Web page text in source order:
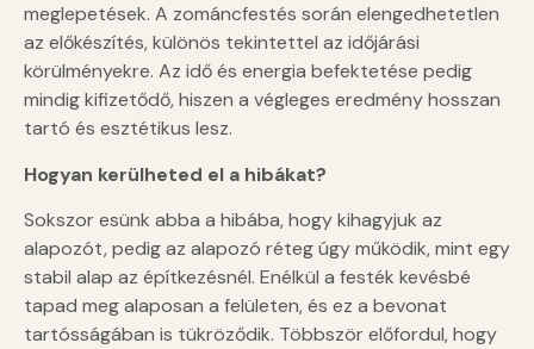
meglepetések. A zománcfestés során elengedhetetlen
az előkészítés, különös tekintettel az időjárási
körülményekre. Az idő és energia befektetése pedig
mindig kifizetődő, hiszen a végleges eredmény hosszan
tartó és esztétikus lesz.
Hogyan kerülheted el a hibákat?
Sokszor esünk abba a hibába, hogy kihagyjuk az
alapozót, pedig az alapozó réteg úgy működik, mint egy
stabil alap az építkezésnél. Enélkül a festék kevésbé
tapad meg alaposan a felületen, és ez a bevonat
tartósságában is tükröződik. Többször előfordul, hogy